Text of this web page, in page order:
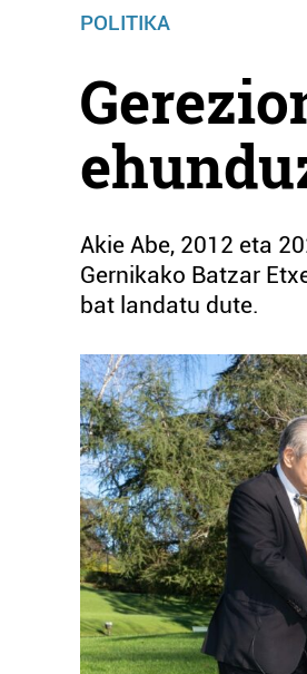
POLITIKA
Akie Abe, 2012 eta
Gernikako Batzar
bat landatu dute.